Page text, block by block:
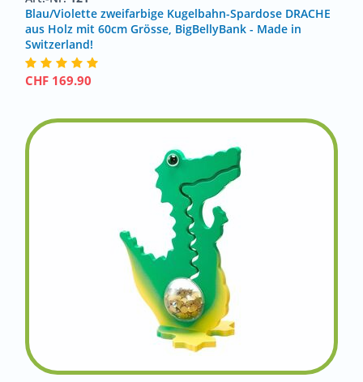
Blau/Violette zweifarbige Kugelbahn-Spardose DRACHE
aus Holz mit 60cm Grösse, BigBellyBank - Made in
Switzerland!
CHF 169.90